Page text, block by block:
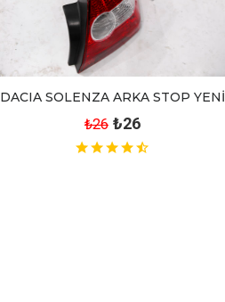
DACIA SOLENZA ARKA STOP YENİ
₺26 ₺26